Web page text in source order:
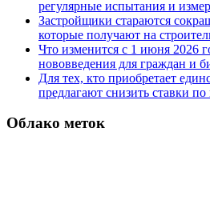
регулярные испытания и
Застройщики стараются
которые получают на
Что изменится с 1 июня 2026
нововведения для граждан и
Для тех, кто приобретает
предлагают снизить ставки по
Облако меток